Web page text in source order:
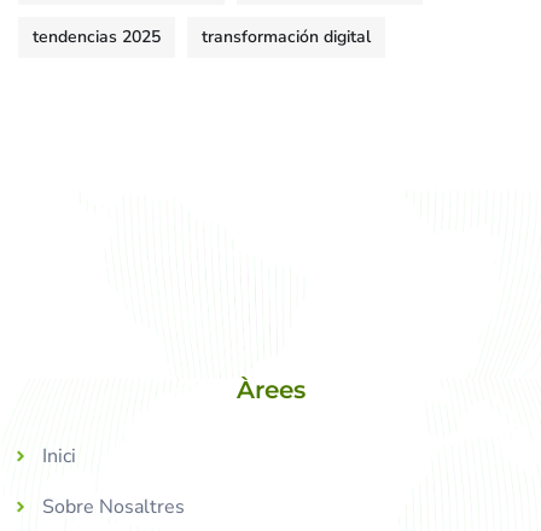
tendencias 2025 transformación digital
Àrees
Inici
Sobre Nosaltres